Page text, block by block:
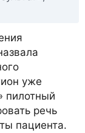
уже
пилотный
речь
пациента.